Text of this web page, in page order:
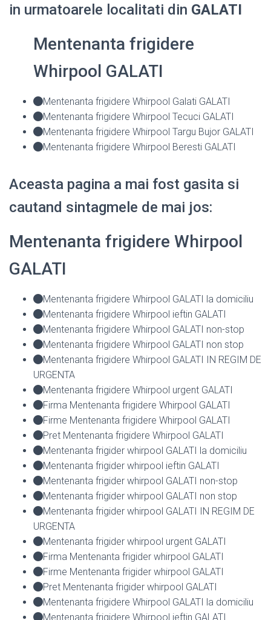
in urmatoarele localitati din GALATI
Mentenanta frigidere
Whirpool GALATI
Mentenanta frigidere Whirpool Galati GALATI
Mentenanta frigidere Whirpool Tecuci GALATI
Mentenanta frigidere Whirpool Targu Bujor GALATI
Mentenanta frigidere Whirpool Beresti GALATI
Aceasta pagina a mai fost gasita si
cautand sintagmele de mai jos:
Mentenanta frigidere Whirpool
GALATI
Mentenanta frigidere Whirpool GALATI la domiciliu
Mentenanta frigidere Whirpool ieftin GALATI
Mentenanta frigidere Whirpool GALATI non-stop
Mentenanta frigidere Whirpool GALATI non stop
Mentenanta frigidere Whirpool GALATI IN REGIM DE
URGENTA
Mentenanta frigidere Whirpool urgent GALATI
Firma Mentenanta frigidere Whirpool GALATI
Firme Mentenanta frigidere Whirpool GALATI
Pret Mentenanta frigidere Whirpool GALATI
Mentenanta frigider whirpool GALATI la domiciliu
Mentenanta frigider whirpool ieftin GALATI
Mentenanta frigider whirpool GALATI non-stop
Mentenanta frigider whirpool GALATI non stop
Mentenanta frigider whirpool GALATI IN REGIM DE
URGENTA
Mentenanta frigider whirpool urgent GALATI
Firma Mentenanta frigider whirpool GALATI
Firme Mentenanta frigider whirpool GALATI
Pret Mentenanta frigider whirpool GALATI
Mentenanta frigidere Whirpool GALATI la domiciliu
Mentenanta frigidere Whirpool ieftin GALATI